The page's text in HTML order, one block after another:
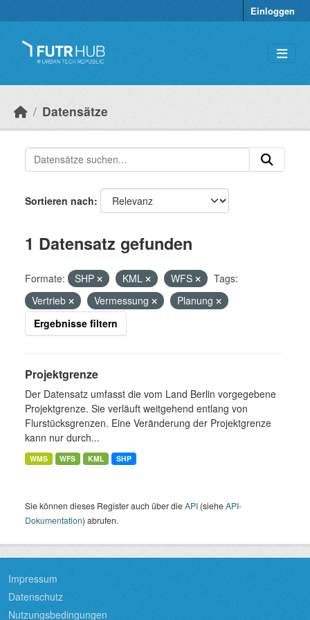
Einloggen
Datensätze
Sortieren nach
1 Datensatz gefunden
Formate: SHP KML WFS
Tags:
Vertrieb
Vermessung
Planung
Ergebnisse filtern
Projektgrenze
Der Datensatz umfasst die vom Land Berlin vorgegebene
Projektgrenze. Sie verläuft weitgehend entlang von
Flurstücksgrenzen. Eine Veränderung der Projektgrenze
kann nur durch...
WMS WFS KML SHP
Sie können dieses Register auch über dieAPI (sieheAPI-
Dokumentation) abrufen.
Impressum
Datenschutz
Nutzungsbedingungen